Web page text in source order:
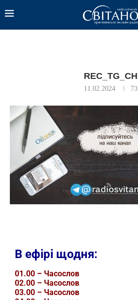
REC_TG_CH
11.02.2024 73
В ефірі щодня:
01.00 – Часослов
02.00 – Часослов
03.00 – Часослов